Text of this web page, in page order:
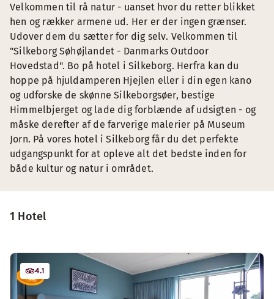
1 Hotel
4.1
Velkommen til rå natur - uanset hvor du retter blikket
hen og rækker armene ud. Her er der ingen grænser.
Udover dem du sætter for dig selv. Velkommen til
"Silkeborg Søhøjlandet - Danmarks Outdoor
Hovedstad". Bo på hotel i Silkeborg. Herfra kan du
hoppe på hjuldamperen Hjejlen eller i din egen kano
og udforske de skønne Silkeborgsøer, bestige
Himmelbjerget og lade dig forblænde af udsigten - og
måske derefter af de farverige malerier på Museum
Jorn. På vores hotel i Silkeborg får du det perfekte
udgangspunkt for at opleve alt det bedste inden for
både kultur og natur i området.